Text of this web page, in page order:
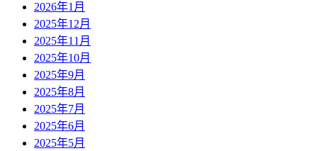
2026年1月
2025年12月
2025年11月
2025年10月
2025年9月
2025年8月
2025年7月
2025年6月
2025年5月